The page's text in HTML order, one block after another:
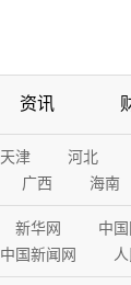
资讯
天津 河北
广西 海南
新华网 中国
中国新闻网